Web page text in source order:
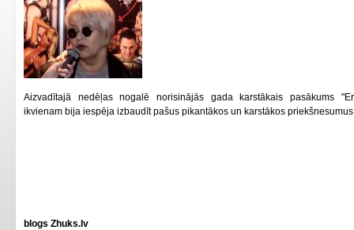
Aizvadītajā nedēļas nogalē norisinājās gada karstākais pasākums
ikvienam bija iespēja izbaudīt pašus pikantākos un karstākos
blogs Zhuks.lv